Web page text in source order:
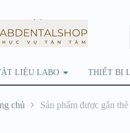
LIỆU LABO THIẾT BỊ
chủ Sản phẩm được gắn